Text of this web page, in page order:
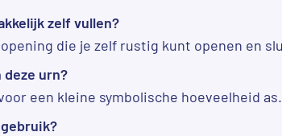
zelf vullen?
die je zelf rustig kunt openen en
deze urn?
een kleine symbolische hoeveelheid as.